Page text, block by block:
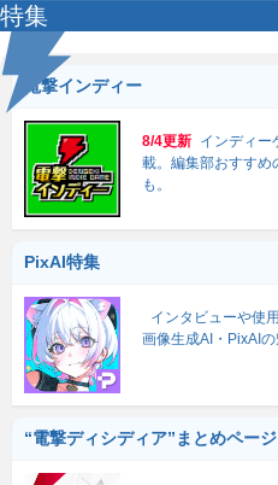
特集
電撃インディー
8/4更新 インディー
載。編集部おすすめ
も。
PixAI特集
インタビューや使
画像生成AI・PixAIの
“電撃ディシディア”まとめページ